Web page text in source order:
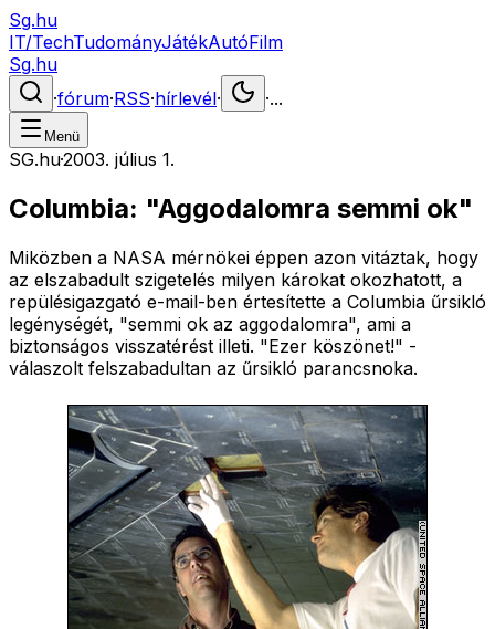
Sg.hu
IT/TechTudományJátékAutóFilm
Sg.hu
·fórum·RSS·hírlevél· ·...
Menü
SG.hu·2003. július 1.
Columbia: "Aggodalomra semmi ok"
Miközben a NASA mérnökei éppen azon vitáztak, hogy
az elszabadult szigetelés milyen károkat okozhatott, a
repülésigazgató e-mail-ben értesítette a Columbia űrsikló
legénységét, "semmi ok az aggodalomra", ami a
biztonságos visszatérést illeti. "Ezer köszönet!" -
válaszolt felszabadultan az űrsikló parancsnoka.